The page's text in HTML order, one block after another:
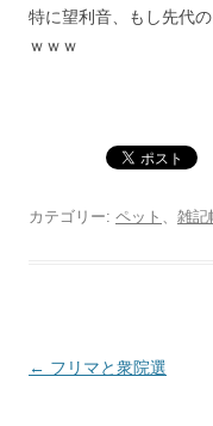
特に望利音、もし先代
ｗｗｗ
カテゴリー: ペット 、 雑記
投
← フリマと衆院選